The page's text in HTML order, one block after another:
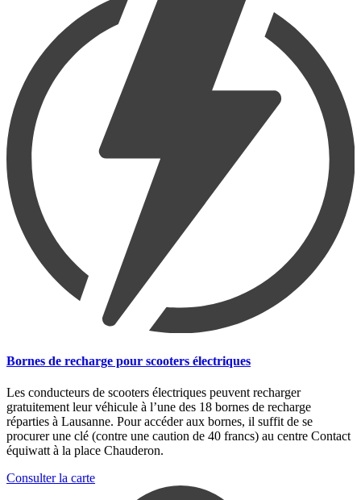
Bornes de recharge pour scooters électriques
Les conducteurs de scooters électriques peuvent recharger
gratuitement leur véhicule à l’une des 18 bornes de recharge
réparties à Lausanne. Pour accéder aux bornes, il suffit de se
procurer une clé (contre une caution de 40 francs) au centre Contact
équiwatt à la place Chauderon.
Consulter la carte